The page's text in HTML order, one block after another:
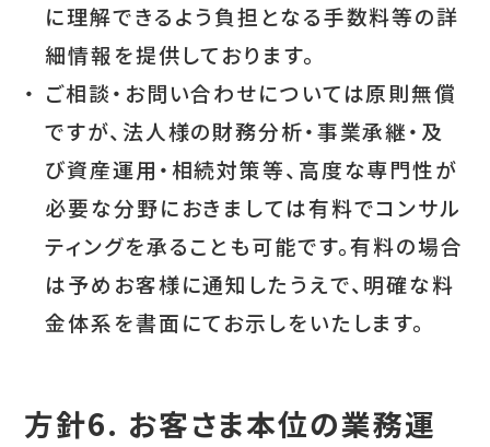
に理解できるよう負担となる手数料等の詳
細情報を提供しております。
・ ご相談・お問い合わせについては原則無償
ですが、法人様の財務分析・事業承継・及
び資産運用・相続対策等、高度な専門性が
必要な分野におきましては有料でコンサル
ティングを承ることも可能です。有料の場合
は予めお客様に通知したうえで、明確な料
金体系を書面にてお示しをいたします。
方針6. お客さま本位の業務運